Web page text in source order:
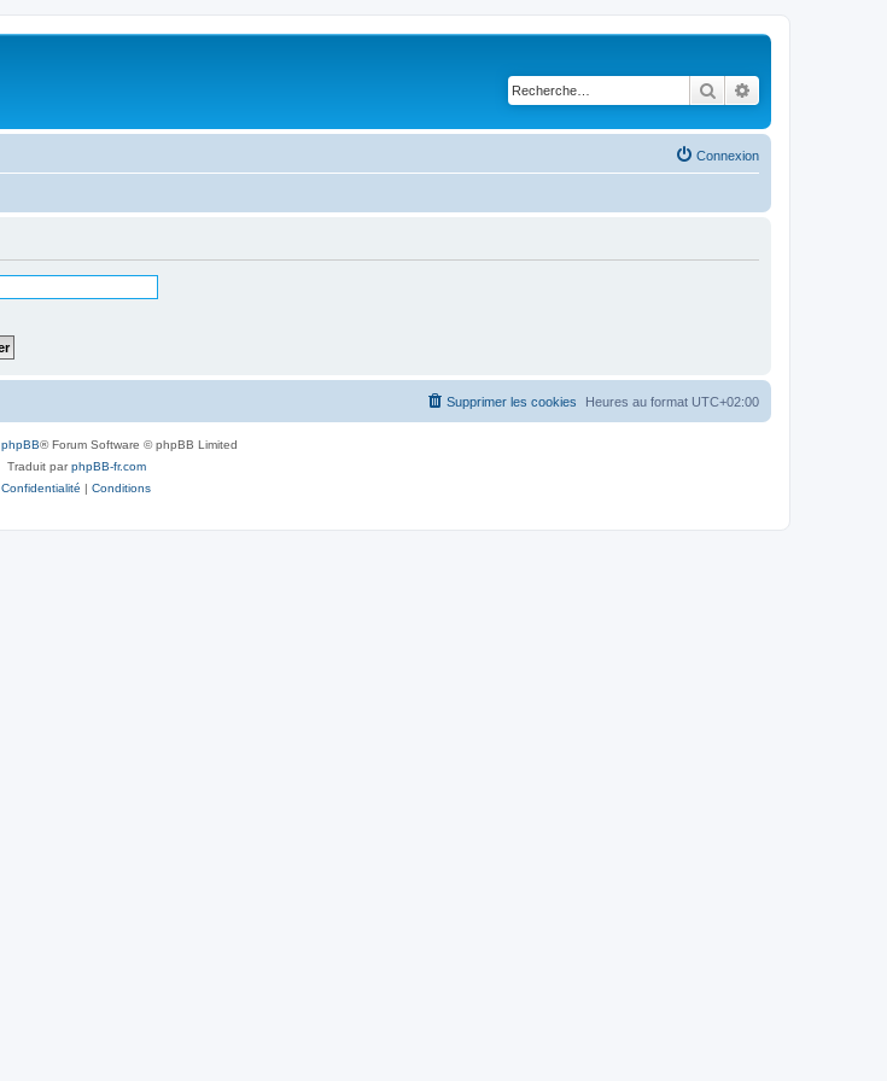
Rechercher
Connexion
Heures au format UTC+02:00
Supprimer les cookies
phpBB® Forum Software © phpBB Limited
Traduit parphpBB-fr.com
Confidentialité | Conditions